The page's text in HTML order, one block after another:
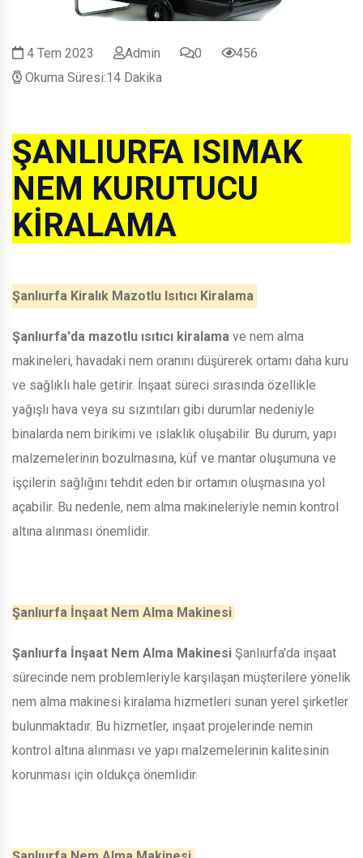
4 Tem 2023 Admin 0
456
Okuma Süresi:14 Dakika
ŞANLIURFA ISIMAK
NEM KURUTUCU
KİRALAMA
Şanlıurfa Kiralık Mazotlu Isıtıcı Kiralama
Şanlıurfa'da mazotlu ısıtıcı kiralama ve nem alma
makineleri, havadaki nem oranını düşürerek ortamı daha kuru
ve sağlıklı hale getirir. İnşaat süreci sırasında özellikle
yağışlı hava veya su sızıntıları gibi durumlar nedeniyle
binalarda nem birikimi ve ıslaklık oluşabilir. Bu durum, yapı
malzemelerinin bozulmasına, küf ve mantar oluşumuna ve
işçilerin sağlığını tehdit eden bir ortamın oluşmasına yol
açabilir. Bu nedenle, nem alma makineleriyle nemin kontrol
altına alınması önemlidir.
Şanlıurfa İnşaat Nem Alma Makinesi
Şanlıurfa İnşaat Nem Alma Makinesi Şanlıurfa'da inşaat
sürecinde nem problemleriyle karşılaşan müşterilere yönelik
nem alma makinesi kiralama hizmetleri sunan yerel şirketler
bulunmaktadır. Bu hizmetler, inşaat projelerinde nemin
kontrol altına alınması ve yapı malzemelerinin kalitesinin
korunması için oldukça önemlidir.